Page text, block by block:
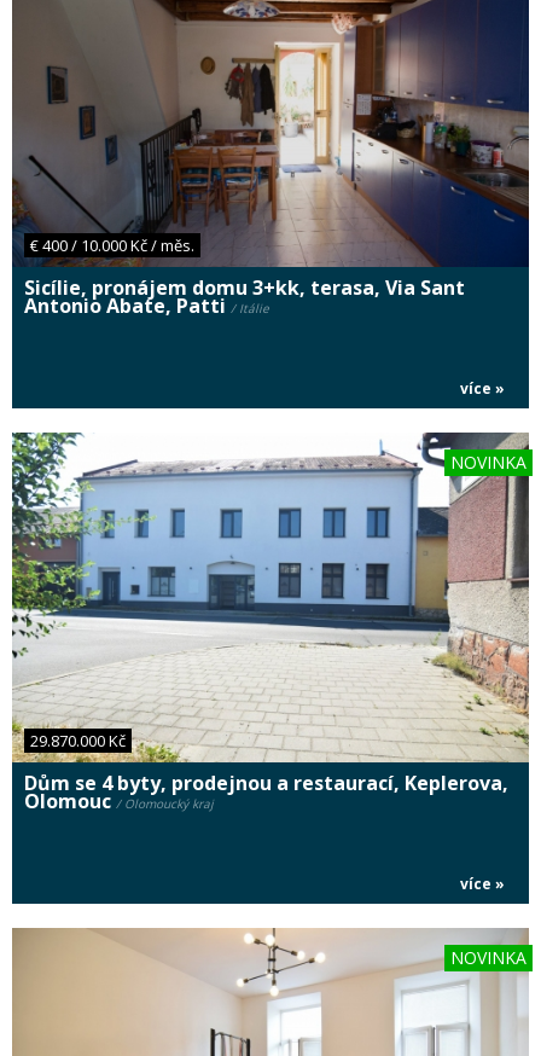
€ 400 / 10.000 Kč / měs.
Sicílie, pronájem domu 3+kk, terasa, Via Sant
Antonio Abate, Patti / Itálie
více »
29.870.000 Kč
NOVINKA
Dům se 4 byty, prodejnou a restaurací, Keplerova,
Olomouc / Olomoucký kraj
více »
NOVINKA